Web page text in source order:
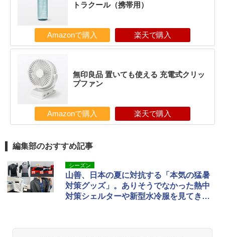
トラクール（携帯用）
Amazonで購入 楽天で購入
無印良品 置いても使える 充電式クリッ
プファン
Amazonで購入 楽天で購入
編集部のおすすめ記事
シーズン
山善、日本の夏に対抗する「本気の猛暑
対策グッズ」。ありそうでなかった熱中
対策シェルターや新型水冷服を見てき